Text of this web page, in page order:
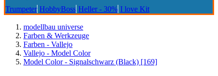
Trumpeter HobbyBoss Heller - 30% I love Kit
modellbau universe
Farben & Werkzeuge
Farben - Vallejo
Vallejo - Model Color
Model Color - Signalschwarz (Black) [169]